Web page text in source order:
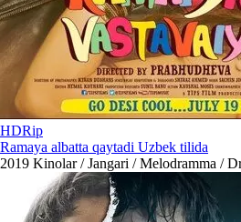
HDRip
Ramaya albatta qaytadi Uzbek tilida
2019 Kinolar / Jangari / Melodramma /